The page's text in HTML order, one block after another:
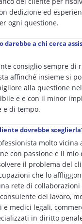
dedizione ed
ogni questione.
darebbe a chi cerca
consiglio sempre di
affinché insieme si
alla questione
e e con il minor
e di tempo.
dovrebbe
molto vicina
con passione e il mio
il problema del
che lo
rete di
del lavoro,
e medici legali,
in diritto